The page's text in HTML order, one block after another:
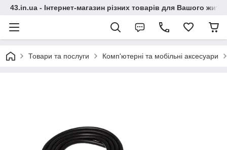
43.in.ua - Інтернет-магазин різних товарів для Вашого
Товари та послуги Комп'ютерні та мобільні аксесуари